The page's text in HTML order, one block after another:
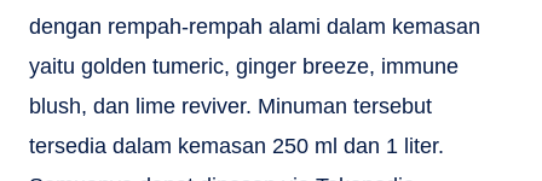
dengan rempah-rempah alami dalam kemasan
yaitu golden tumeric, ginger breeze, immune
blush, dan lime reviver. Minuman tersebut
tersedia dalam kemasan 250 ml dan 1 liter.